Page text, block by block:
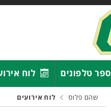
ספר טלפונים לוח
שהם פלוס לוח אירועים